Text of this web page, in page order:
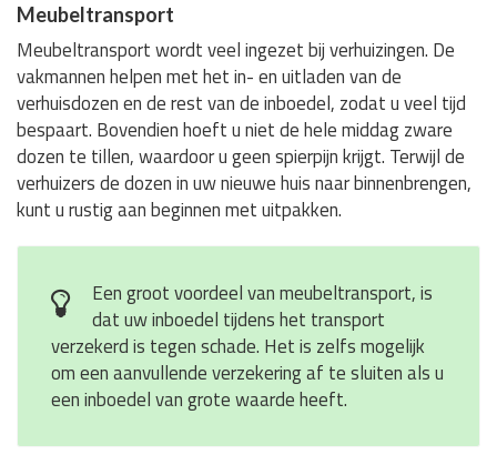
Meubeltransport
Meubeltransport wordt veel ingezet bij verhuizingen. De
vakmannen helpen met het in- en uitladen van de
verhuisdozen en de rest van de inboedel, zodat u veel tijd
bespaart. Bovendien hoeft u niet de hele middag zware
dozen te tillen, waardoor u geen spierpijn krijgt. Terwijl de
verhuizers de dozen in uw nieuwe huis naar binnenbrengen,
kunt u rustig aan beginnen met uitpakken.
Een groot voordeel van meubeltransport, is
dat uw inboedel tijdens het transport
verzekerd is tegen schade. Het is zelfs mogelijk
om een aanvullende verzekering af te sluiten als u
een inboedel van grote waarde heeft.